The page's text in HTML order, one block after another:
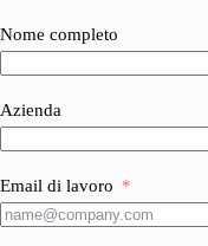
Nome completo
Azienda
Email di lavoro